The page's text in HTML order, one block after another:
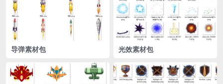
导弹素材包 光效素材包